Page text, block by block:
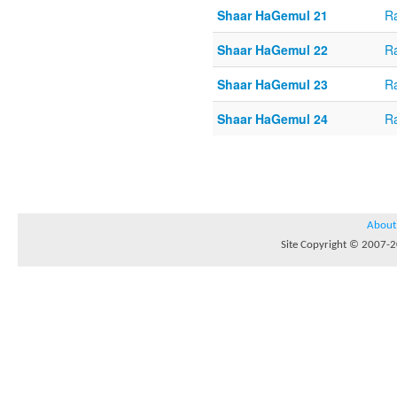
Shaar HaGemul 21
Shaar HaGemul 22
Shaar HaGemul 23
Shaar HaGemul 24
About
Site Copyright © 2007-